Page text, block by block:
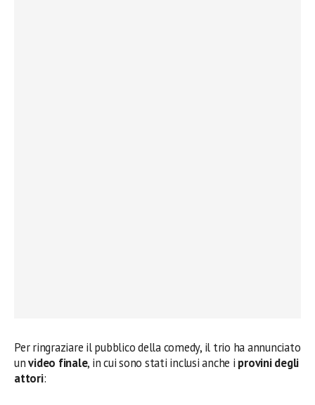
Per ringraziare il pubblico della comedy, il trio ha annunciato
unvideo finale, in cui sono stati inclusi anche i provini degli
attori: